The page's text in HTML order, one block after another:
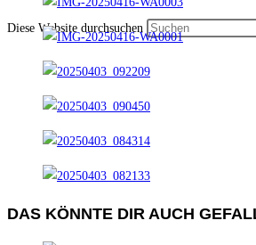
Diese Website durchsuchen
DAS KÖNNTE DIR AUCH